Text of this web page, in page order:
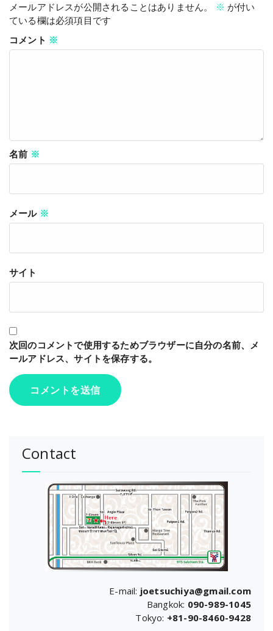
メールアドレスが公開されることはありません。 ※ が付い
ている欄は必須項目です
コメント ※
名前 ※
メール ※
サイト
次回のコメントで使用するためブラウザーに自分の名前、メ
ールアドレス、サイトを保存する。
Contact
E-mail: joetsuchiya@gmail.com
Bangkok: 090-989-1045
Tokyo: +81-90-8460-9428